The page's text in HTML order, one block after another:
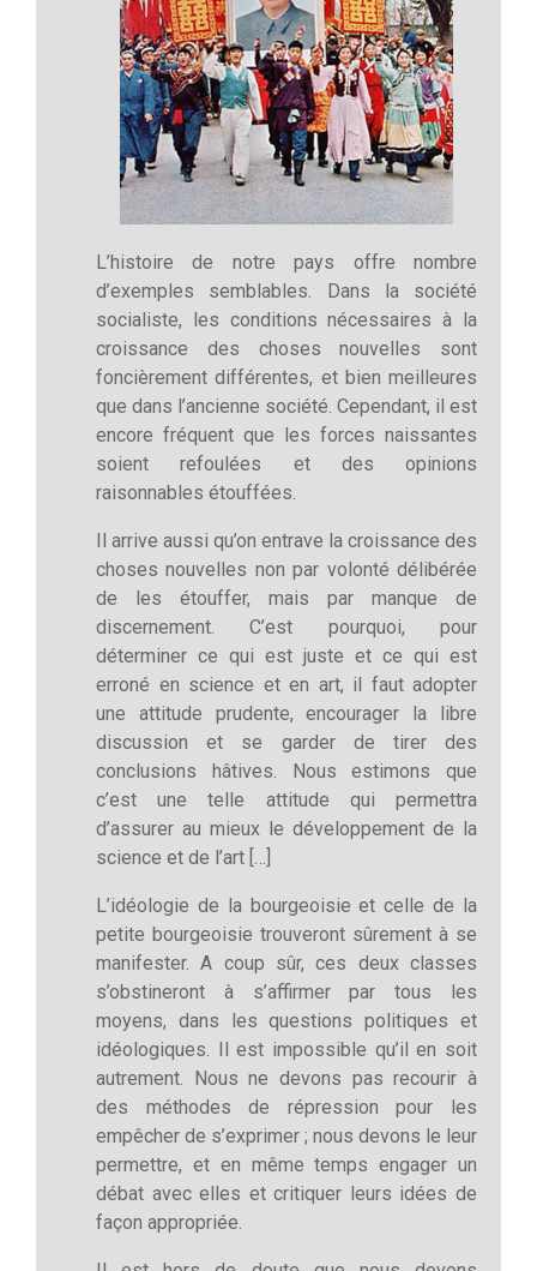
L’histoire de notre pays offre nombre
d’exemples semblables. Dans la société
socialiste, les conditions nécessaires à la
croissance des choses nouvelles sont
foncièrement différentes, et bien meilleures
que dans l’ancienne société. Cependant, il est
encore fréquent que les forces naissantes
soient refoulées et des opinions
raisonnables étouffées.
Il arrive aussi qu’on entrave la croissance des
choses nouvelles non par volonté délibérée
de les étouffer, mais par manque de
discernement. C’est pourquoi, pour
déterminer ce qui est juste et ce qui est
erroné en science et en art, il faut adopter
une attitude prudente, encourager la libre
discussion et se garder de tirer des
conclusions hâtives. Nous estimons que
c’est une telle attitude qui permettra
d’assurer au mieux le développement de la
science et de l’art […]
L’idéologie de la bourgeoisie et celle de la
petite bourgeoisie trouveront sûrement à se
manifester. A coup sûr, ces deux classes
s’obstineront à s’affirmer par tous les
moyens, dans les questions politiques et
idéologiques. Il est impossible qu’il en soit
autrement. Nous ne devons pas recourir à
des méthodes de répression pour les
empêcher de s’exprimer ; nous devons le leur
permettre, et en même temps engager un
débat avec elles et critiquer leurs idées de
façon appropriée.